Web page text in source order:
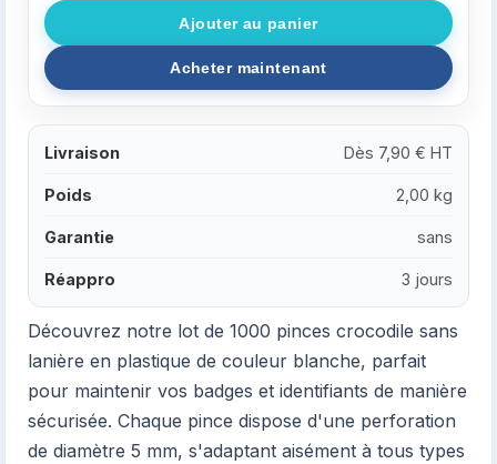
Livraison Dès 7,90 € HT
Poids 2,00 kg
Garantie sans
Réappro 3 jours
Découvrez notre lot de 1000 pinces crocodile sans
lanière en plastique de couleur blanche, parfait
pour maintenir vos badges et identifiants de manière
sécurisée. Chaque pince dispose d'une perforation
de diamètre 5 mm, s'adaptant aisément à tous types